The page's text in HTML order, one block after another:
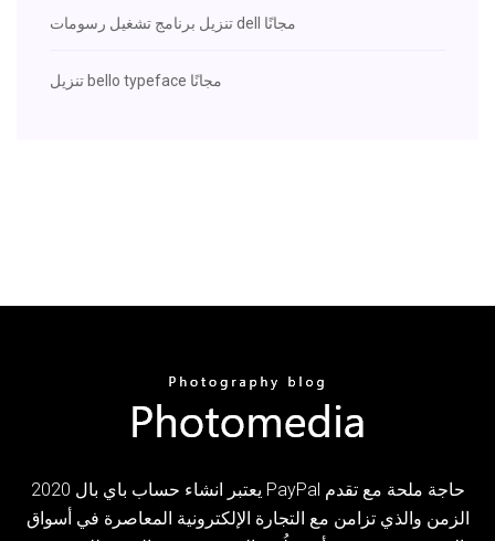
تنزيل برنامج تشغيل رسومات dell مجانًا
تنزيل bello typeface مجانًا
يعتبر انشاء حساب باي بال 2020 PayPal حاجة ملحة مع تقدم
الزمن والذي تزامن مع التجارة الإلكترونية المعاصرة في أسواق